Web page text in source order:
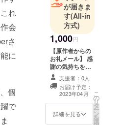
れ
会
さ
に
個
で
が届きま
す(All-in
方式)
1,000円
【原作者からの
お礼メール】 感
謝の気持ちを込
めたお礼のメー
ルをお届けしま
す。 ※支援時に
記載頂いたメー
ルアドレスへお
送りします。入
支援者：0人
お届け予定：
2023年04月
詳細を見る
こ
の
リ
タ
ー
ン
を
選